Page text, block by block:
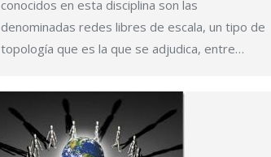
conocidos en esta disciplina son las
denominadas redes libres de escala, un tipo de
topología que es la que se adjudica, entre…